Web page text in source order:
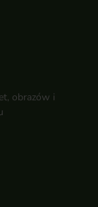
obrazów i